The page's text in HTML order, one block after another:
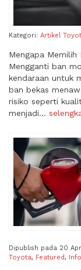
Kategori: Artikel
Mengapa
Mengganti ban
kendaraan untuk
ban bekas
risiko seperti
menjadi...
Dipublish pada 20
Toyota, Featured,